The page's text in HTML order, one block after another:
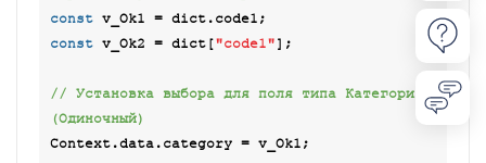
const
const v_Ok2 = dict["code1"];
// Установка выбора для поля типа Категория
(Одиночный)
Context.data.category = v_Ok1;